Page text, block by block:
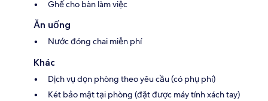
Ghế cho bàn làm việc
Ăn uống
Nước đóng chai miễn phí
Khác
Dịch vụ dọn phòng theo yêu cầu (có phụ phí)
Két bảo mật tại phòng (đặt được máy tính xách tay)